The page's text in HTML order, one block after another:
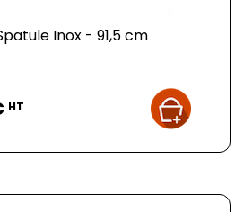
Inox - 91,5 cm
HT